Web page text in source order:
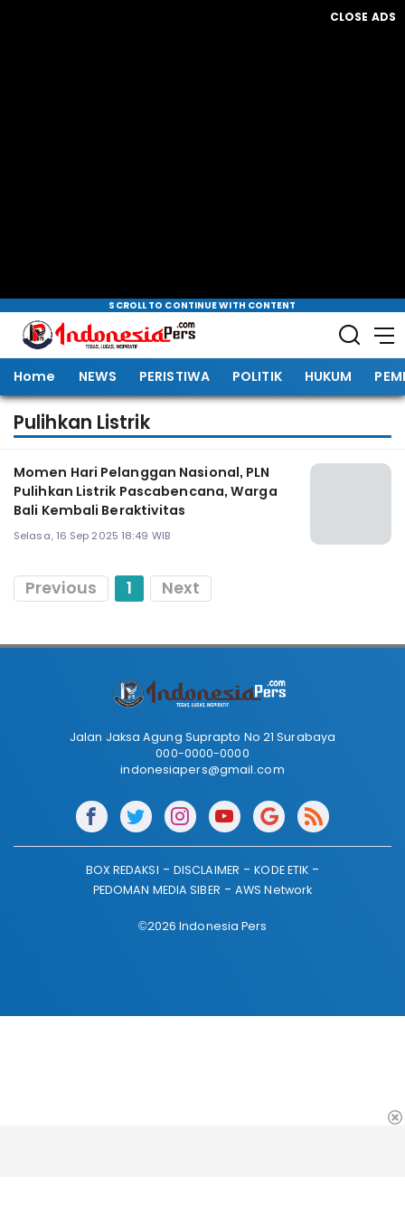
CLOSE ADS
SCROLL TO CONTINUE WITH CONTENT
Home NEWS PERISTIWA POLITIK HUKUM
Pulihkan Listrik
Momen Hari Pelanggan Nasional, PLN
Pulihkan Listrik Pascabencana, Warga
Bali Kembali Beraktivitas
Selasa, 16 Sep 2025 18:49 WIB
Previous 1 Next
Jalan Jaksa Agung Suprapto No 21 Surabaya
000-0000-0000
indonesiapers@gmail.com
BOX REDAKSI DISCLAIMER
KODE ETIK
PEDOMAN MEDIA SIBER
AWS Network
©2026 Indonesia Pers